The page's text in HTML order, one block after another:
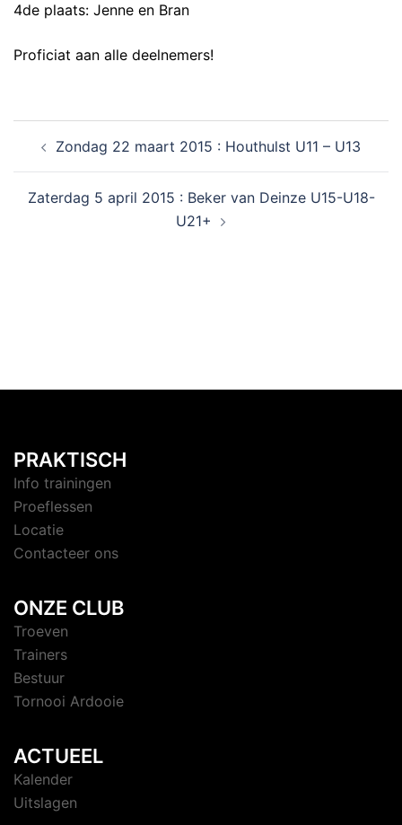
4de plaats: Jenne en Bran
Proficiat aan alle deelnemers!
Zondag 22 maart 2015 : Houthulst U11 – U13
Zaterdag 5 april 2015 : Beker van Deinze U15-U18-
U21+
PRAKTISCH
Info trainingen
Proeflessen
Locatie
Contacteer ons
ONZE CLUB
Troeven
Trainers
Bestuur
Tornooi Ardooie
ACTUEEL
Kalender
Uitslagen